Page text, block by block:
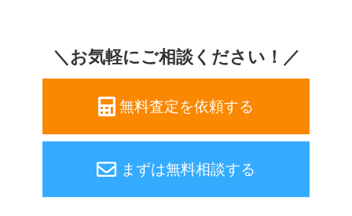
＼お気軽にご相談ください！／
無料査定を依頼する
まずは無料相談する